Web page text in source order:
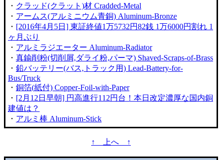
・ クラッド(クラット)材 Cradded-Metal
・ アームス(アルミニウム青銅) Aluminum-Bronze
・ [2016年4月5日] 東証終値1万5732円82銭 1万6000円割れ 1
ヶ月ぶり
・ アルミラジエーター Aluminum-Radiator
・ 真鍮削粉(切削屑,ダライ粉,パーマ) Shaved-Scraps-of-Brass
・ 鉛バッテリー(バス,トラック用) Lead-Battery-for-
Bus/Truck
・ 銅箔(紙付) Copper-Foil-with-Paper
・ [2月12日早朝] 円高進行112円台！本日改定濃厚な国内銅
建値は？
・ アルミ棒 Aluminum-Stick
↑ 上へ ↑